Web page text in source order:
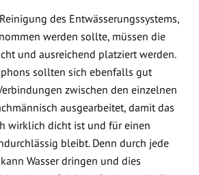
des Entwässerungssystems,
werden sollte, müssen die
und ausreichend platziert werden.
sollten sich ebenfalls gut
zwischen den einzelnen
ausgearbeitet, damit das
wirklich dicht ist und für einen
bleibt. Denn durch jede
Wasser dringen und dies